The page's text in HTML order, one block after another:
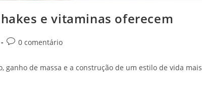
e vitaminas oferecem
Comentários
post:
0 comentário
de massa e a construção de um estilo de vida mais